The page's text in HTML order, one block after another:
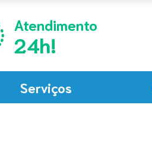
Atendimento
24h!
Serviços